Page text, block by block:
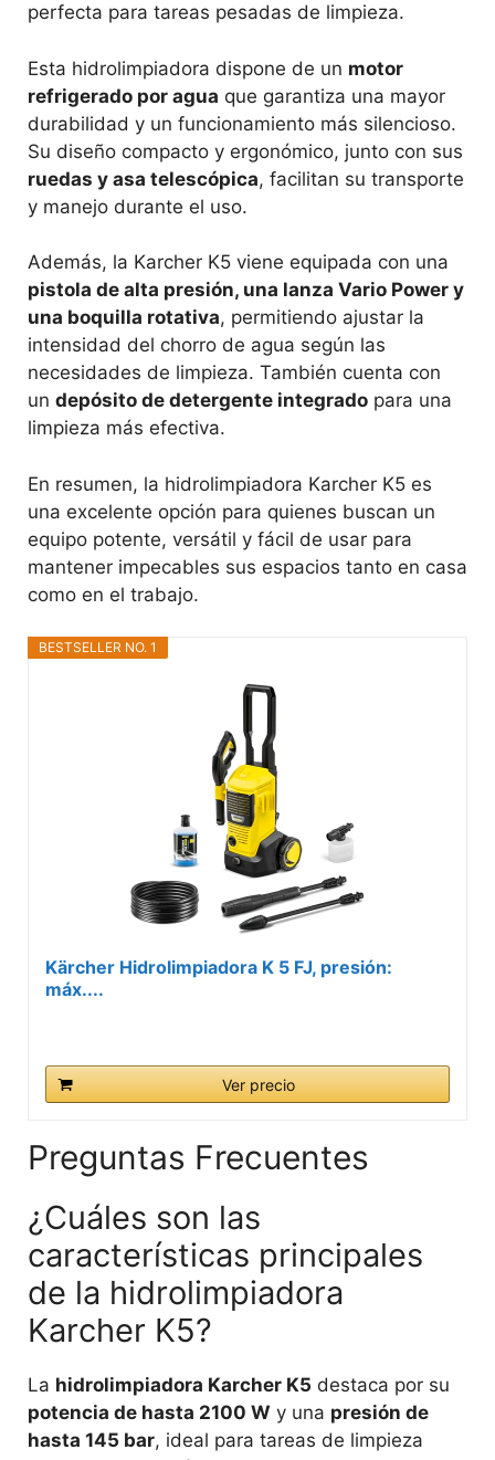
perfecta para tareas pesadas de limpieza.
Esta hidrolimpiadora dispone de un motor
refrigerado por agua que garantiza una mayor
durabilidad y un funcionamiento más silencioso.
Su diseño compacto y ergonómico, junto con sus
ruedas y asa telescópica, facilitan su transporte
y manejo durante el uso.
Además, la Karcher K5 viene equipada con una
pistola de alta presión, una lanza Vario Power y
una boquilla rotativa, permitiendo ajustar la
intensidad del chorro de agua según las
necesidades de limpieza. También cuenta con
un depósito de detergente integrado para una
limpieza más efectiva.
En resumen, la hidrolimpiadora Karcher K5 es
una excelente opción para quienes buscan un
equipo potente, versátil y fácil de usar para
mantener impecables sus espacios tanto en casa
como en el trabajo.
BESTSELLER NO. 1
Kärcher Hidrolimpiadora K 5 FJ, presión:
máx....
Ver precio
Preguntas Frecuentes
¿Cuáles son las
características principales
de la hidrolimpiadora
Karcher K5?
La hidrolimpiadora Karcher K5 destaca por su
potencia de hasta 2100 W y una presión de
hasta 145 bar, ideal para tareas de limpieza